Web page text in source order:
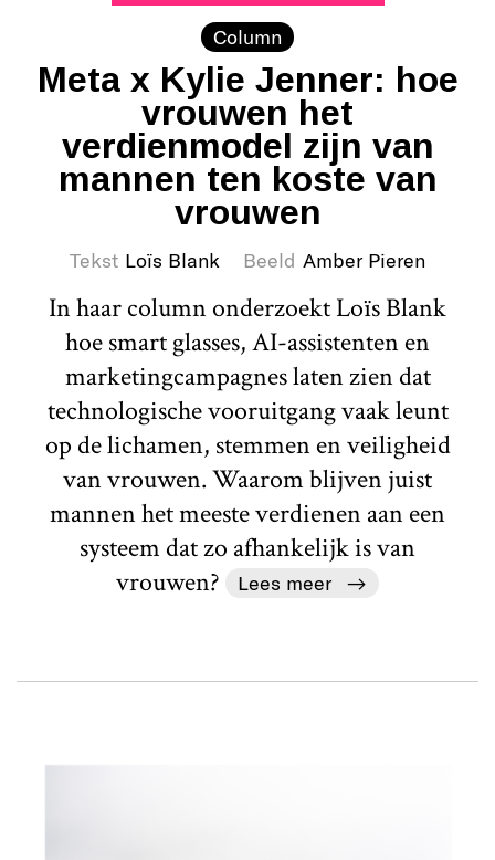
Column
Meta x Kylie Jenner: hoe
vrouwen het
verdienmodel zijn van
mannen ten koste van
vrouwen
Tekst Loïs Blank Beeld Amber Pieren
In haar column onderzoekt Loïs Blank
hoe smart glasses, AI-assistenten en
marketingcampagnes laten zien dat
technologische vooruitgang vaak leunt
op de lichamen, stemmen en veiligheid
van vrouwen. Waarom blijven juist
mannen het meeste verdienen aan een
systeem dat zo afhankelijk is van
vrouwen?
Lees meer